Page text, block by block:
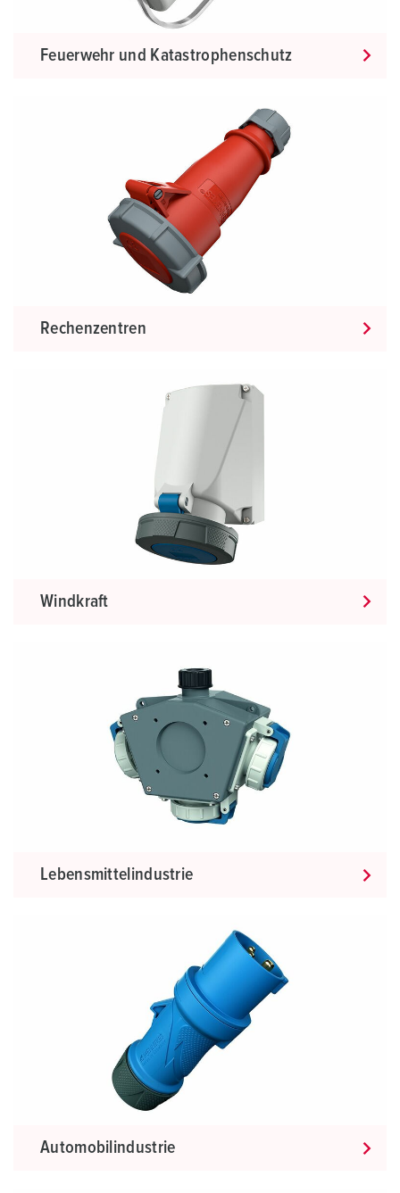
Feuerwehr und Katastrophenschutz
Rechenzentren
Windkraft
Lebensmittelindustrie
Automobilindustrie